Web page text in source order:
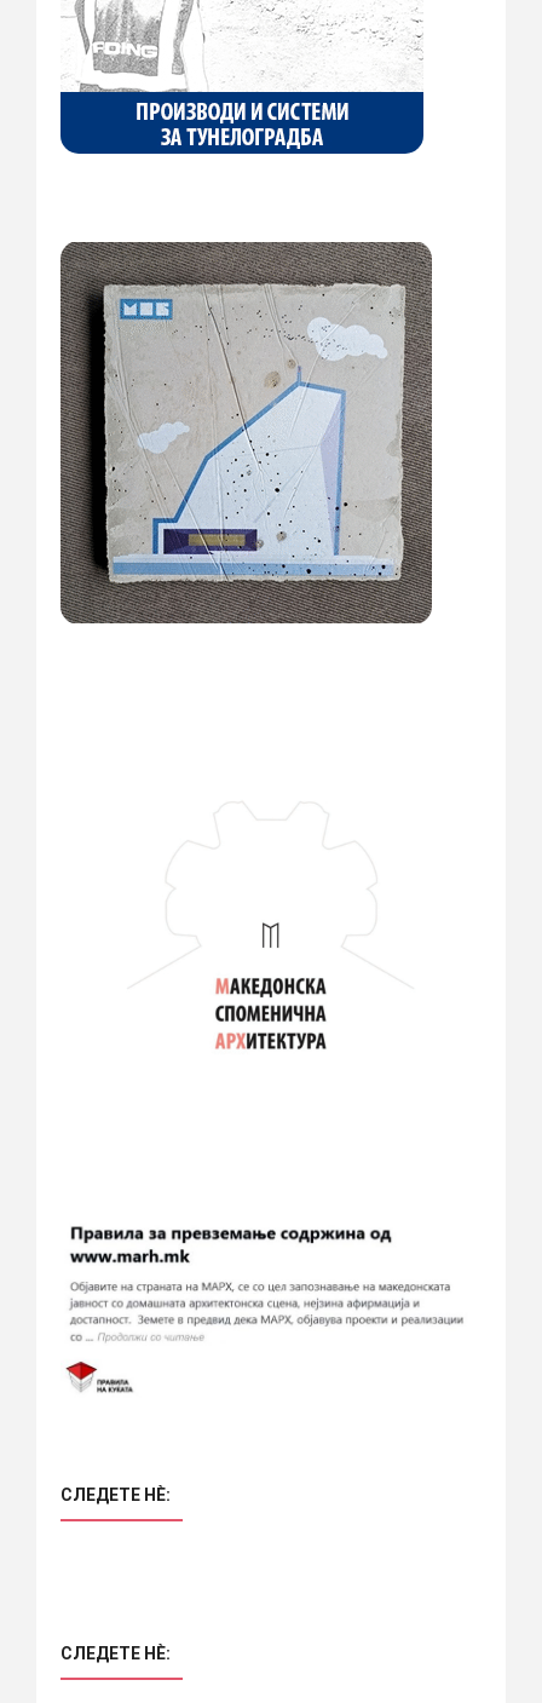
СЛЕДЕТЕ НÈ:
СЛЕДЕТЕ НÈ: